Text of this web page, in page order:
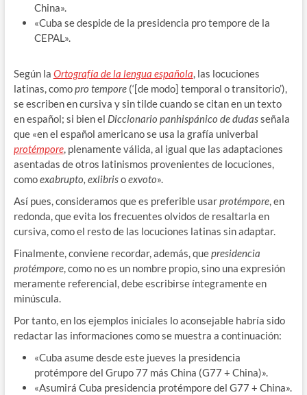
China».
«Cuba se despide de la presidencia pro tempore de la
CEPAL».
Según la Ortografía de la lengua española , las locuciones
latinas, comopro tempore(‘[de modo] temporal o transitorio’),
se escriben en cursiva y sin tilde cuando se citan en un texto
en español; si bien el Diccionario panhispánico de dudasseñala
que «en el español americano se usa la grafía univerbal
protémpore, plenamente válida, al igual que las adaptaciones
asentadas de otros latinismos provenientes de locuciones,
comoexabrupto, exlibrisoexvoto».
Así pues, consideramos que es preferible usarprotémpore, en
redonda, que evita los frecuentes olvidos de resaltarla en
cursiva, como el resto de las locuciones latinas sin adaptar.
Finalmente, conviene recordar, además, quepresidencia
protémpore, como no es un nombre propio, sino una expresión
meramente referencial, debe escribirse íntegramente en
minúscula.
Por tanto, en los ejemplos iniciales lo aconsejable habría sido
redactar las informaciones como se muestra a continuación:
«Cuba asume desde este jueves la presidencia
protémpore del Grupo 77 más China (G77 + China)».
«Asumirá Cuba presidencia protémpore del G77 + China».